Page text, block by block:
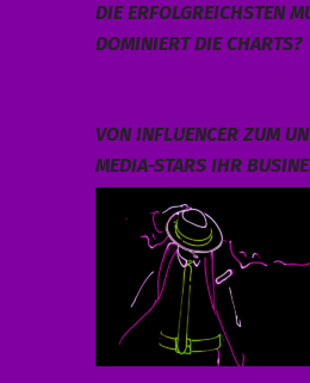
DIE ERFOLGREICHSTEN
DOMINIERT DIE CHARTS?
VON INFLUENCER ZUM
MEDIA-STARS IHR